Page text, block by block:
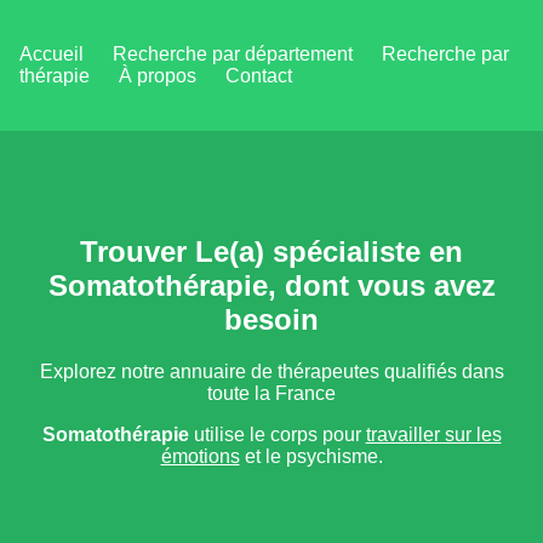
Accueil Recherche par département
Recherche par
thérapie
À propos Contact
Trouver Le(a) spécialiste en
Somatothérapie, dont vous avez
besoin
Explorez notre annuaire de thérapeutes qualifiés dans
toute la France
Somatothérapieutilise le corps pour travailler sur les
émotionset le psychisme.